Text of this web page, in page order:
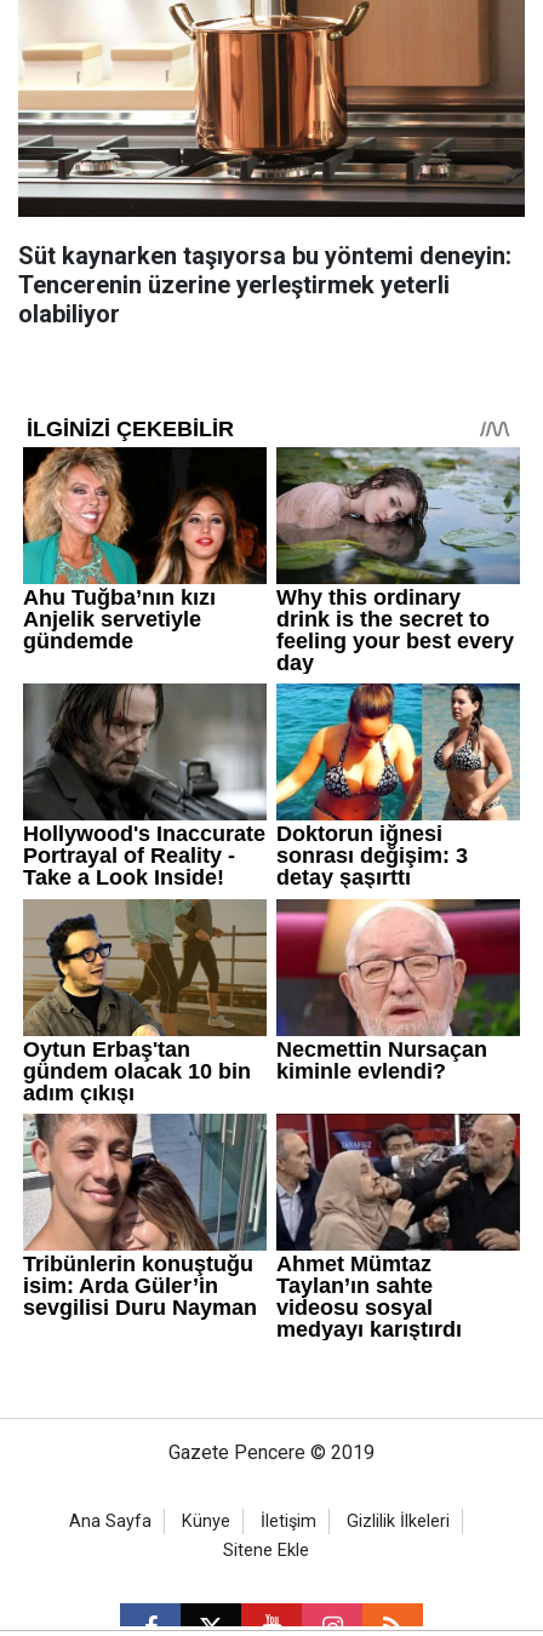
Süt kaynarken taşıyorsa bu yöntemi deneyin:
Tencerenin üzerine yerleştirmek yeterli
olabiliyor
Gazete Pencere © 2019
Ana Sayfa Künye İletişim
Gizlilik İlkeleri
Sitene Ekle